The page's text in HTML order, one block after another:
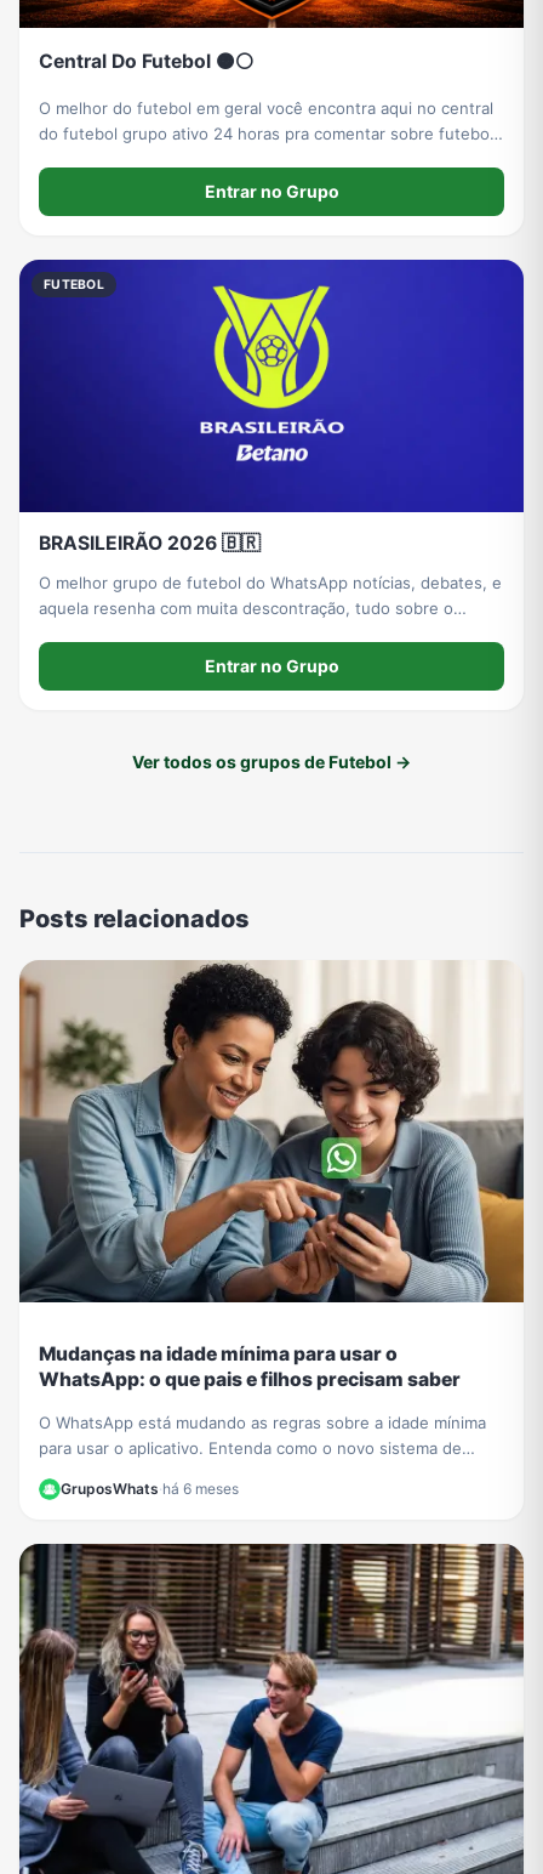
Central Do Futebol 🟠⚪
O melhor do futebol em geral você encontra aqui no central
do futebol grupo ativo 24 horas pra comentar sobre futebol
Entrar no Grupo
FUTEBOL
BRASILEIRÃO 2026 🇧🇷
O melhor grupo de futebol do WhatsApp notícias, debates, e
aquela resenha com muita descontração, tudo sobre o
Entrar no Grupo
Ver todos os grupos de Futebol →
Posts relacionados
Mudanças na idade mínima para usar o
WhatsApp: o que pais e filhos precisam saber
O WhatsApp está mudando as regras sobre a idade mínima
para usar o aplicativo. Entenda como o novo sistema de
contas supervisionadas para crianças vai funcionar.
GruposWhats·há 6 meses